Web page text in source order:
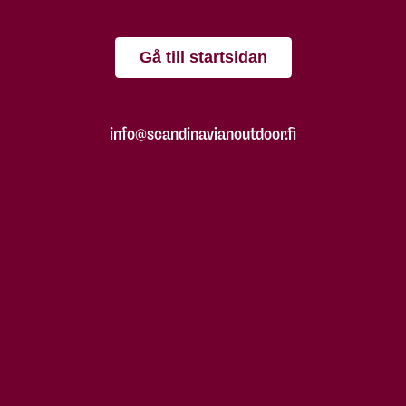
Gå till startsidan
info@scandinavianoutdoor.fi